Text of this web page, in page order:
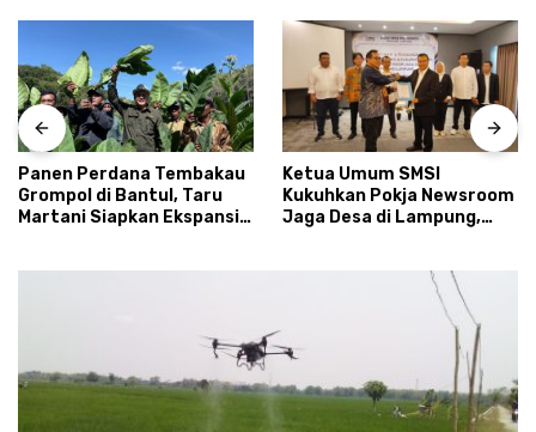
Panen Perdana Tembakau
Grompol di Bantul, Taru
Martani Siapkan Ekspansi
Ketua Umum SMSI
Kukuhkan Pokja Newsroom
Jaga Desa di Lampung,